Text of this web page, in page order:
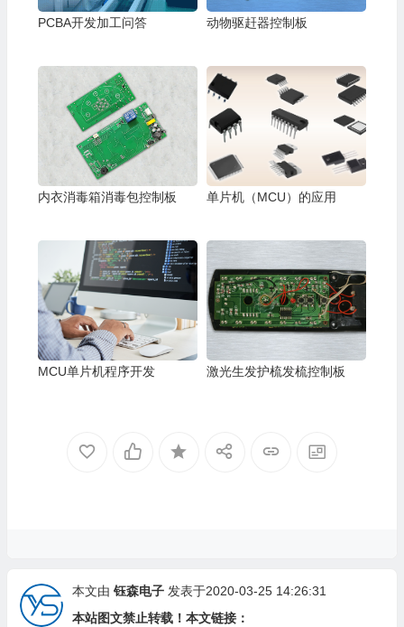
PCBA开发加工问答 动物驱赶器控制板
内衣消毒箱消毒包控制板 单片机（MCU）的应用
MCU单片机程序开发 激光生发护梳发梳控制板
本文由 钰森电子 发表于2020-03-25 14:26:31
本站图文禁止转载！本文链接：